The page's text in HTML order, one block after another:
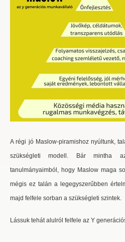
A régi jó Maslow-piramishoz nyúltunk,
szükségleti modell. Bár mintha
tanulmányaimból, hogy Maslow maga
mégis ez talán a legegyszerűbben
majd felfele sorban a szükségleti szintek.
Lássuk tehát alulról felfele az Y